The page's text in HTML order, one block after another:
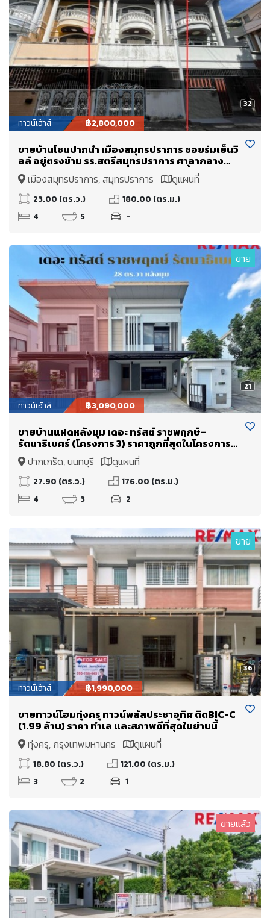
32
ทาวน์เฮ้าส์ ฿2,800,000
ขายบ้านโซนปากน้ำ เมืองสมุทรปราการ ซอยร่มเย็นวิ
ลล์ อยู่ตรงข้าม รร.สตรีสมุทรปราการ ศาลากลาง
จังหวัด ถนนสุขุมวิท ใกล้BTS สถานีปากน้ำ และ สถานี
ศรีนครินทร์
เมืองสมุทรปราการ, สมุทรปราการ ดูแผนที่
23.00 (ตร.ว.)
180.00 (ตร.ม.)
4
5 -
21
ขาย
ทาวน์เฮ้าส์ ฿3,090,000
ขายบ้านแฝดหลังมุม เดอะ ทรัสต์ ราชพฤกษ์–
รัตนาธิเบศร์ (โครงการ 3) ราคาถูกที่สุดในโครงการ
(The Trust Ratchaphruek-Rattanathibet)
ปากเกร็ด, นนทบุรี ดูแผนที่
27.90 (ตร.ว.)
176.00 (ตร.ม.)
4
3 2
36
ขาย
ทาวน์เฮ้าส์ ฿1,990,000
ขายทาวน์โฮมทุ่งครุ ทาวน์พลัสประชาอุทิศ ติดBIC-C
(1.99 ล้าน) ราคา ทำเล และสภาพดีที่สุดในย่านนี้
ทุ่งครุ, กรุงเทพมหานคร
ดูแผนที่
18.80 (ตร.ว.)
121.00 (ตร.ม.)
3
2 1
ขายแล้ว